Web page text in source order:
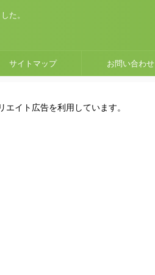
た。
サイトマップ お問い合わせ
イト広告を利用しています。